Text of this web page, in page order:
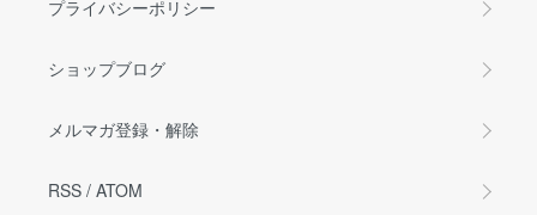
プライバシーポリシー
ショップブログ
メルマガ登録・解除
RSS / ATOM